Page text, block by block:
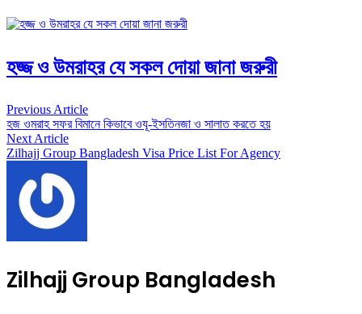
হজ্জ ও উমরাহর যে সকল দোয়া জানা জরুরী
Post
Navigation
Previous Article
হজ ওমরাহ সফর বিমানে কিভাবে ওযূ-ইসতিনজা ও সালাত করতে হয়
Next Article
Zilhajj Group Bangladesh Visa Price List For Agency
Zilhajj Group Bangladesh